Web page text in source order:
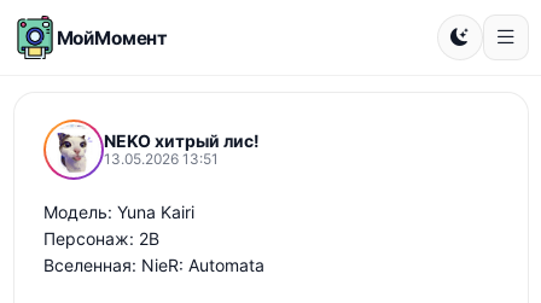
МойМомент
NEKO хитрый лис!
13.05.2026 13:51
Модель: Yuna Kairi
Персонаж: 2B
Вселенная: NieR: Automata